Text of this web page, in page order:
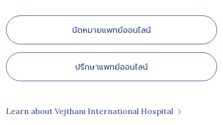
นัดหมายแพทย์ออนไลน์
ปรึกษาแพทย์ออนไลน์
Learn about Vejthani International Hospital